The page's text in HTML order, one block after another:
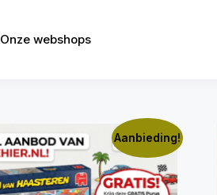
Onze webshops
Aanbieding!